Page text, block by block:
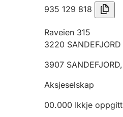
935 129 818
Raveien 315
3220 SANDEFJORD
3907 SANDEFJORD,
Aksjeselskap
00.000 Ikkje oppgitt